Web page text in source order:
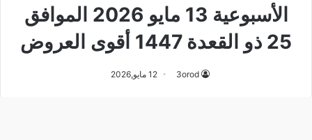
الأسبوعية 13 مايو 2026 الموافق
25 ذو القعدة 1447 أقوى العروض
3orod 12 مايو,2026